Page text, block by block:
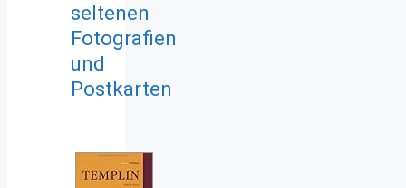
seltenen
Fotografien
und
Postkarten